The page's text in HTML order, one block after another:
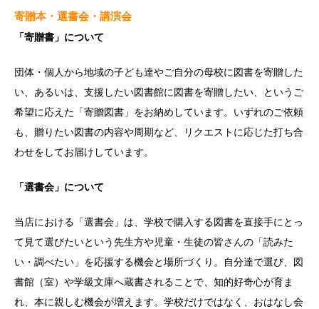
寄贈本・選書会・講演会
「寄贈書」について
団体・個人から地域の子ども達やご自分の母校に図書を寄贈した
い、あるいは、支援したい図書館に図書を寄贈したい、というご
希望に応えた「寄贈図書」をお納めしています。いずれのご依頼
も、贈りたい図書の内容や周期など、リクエストに応じた打ち合
わせをしてお届けしています。
「選書会」について
当店における「選書会」は、学校で購入する図書を直接手にとっ
て見て選びたいという先生方や児童・生徒の皆さんの「読みた
い・調べたい」を応援する機会と場所づくり。自分達で選び、図
書館（室）や学級文庫へ蔵書されることで、知的好奇心が育ま
れ、本に親しむ機会が増えます。学校だけではなく、おはなし会